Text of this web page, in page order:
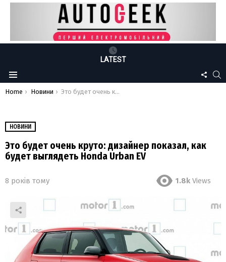
LATEST
Menu
US
You are here:
Home Новини Это будет очень круто: дизайнер показал, как будет выглядеть Honda Urban EV
НОВИНИ
Это будет очень круто: дизайнер показал, как
будет выглядеть Honda Urban EV
8 років тому 1.8k Views